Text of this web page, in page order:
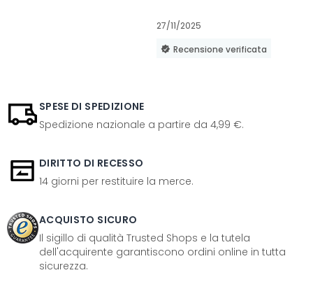
27/11/2025
Recensione verificata
SPESE DI SPEDIZIONE
Spedizione nazionale a partire da 4,99 €.
DIRITTO DI RECESSO
14 giorni per restituire la merce.
ACQUISTO SICURO
Il sigillo di qualità Trusted Shops e la tutela
dell'acquirente garantiscono ordini online in tutta
sicurezza.